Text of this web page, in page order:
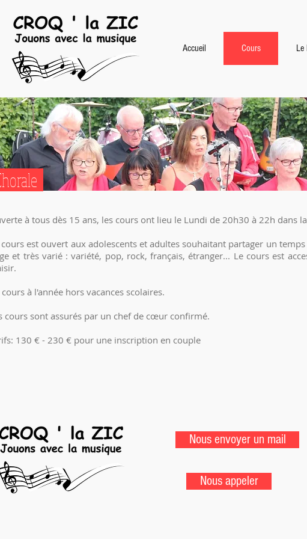
Accueil Cours Le
à tous dès 15 ans, les cours ont lieu le Lundi de 20h30 à 22h dans
cours est ouvert aux adolescents et adultes souhaitant partager un
et très varié : variété, pop, rock, français, étranger... Le cours est
à l'année hors vacances scolaires.
cours sont assurés par un chef de cœur confirmé.
130 € - 230 € pour une inscription en couple
Nous envoyer un mail
Nous appeler